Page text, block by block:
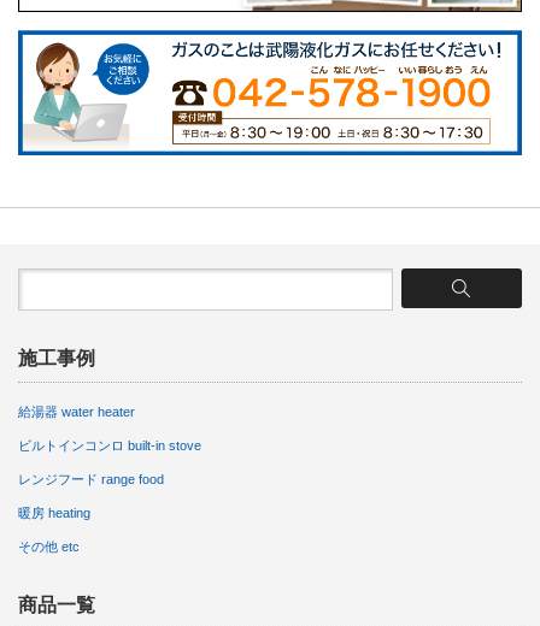
施工事例
給湯器 water heater
ビルトインコンロ built-in stove
レンジフード range food
暖房 heating
その他 etc
商品一覧